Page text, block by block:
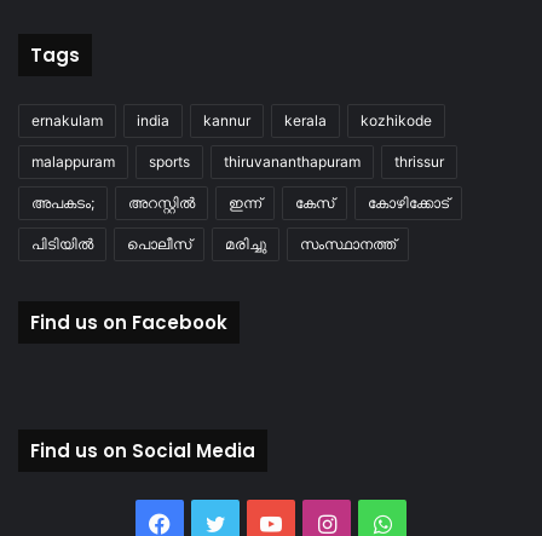
Tags
ernakulam india kannur kerala kozhikode
malappuram sports thiruvananthapuram thrissur
അപകടം; അറസ്റ്റിൽ ഇന്ന് കേസ് കോഴിക്കോട്
പിടിയിൽ പൊലീസ് മരിച്ചു സംസ്ഥാനത്ത്
Find us on Facebook
Find us on Social Media
Facebook
TwitterYouTubeInstagramWhatsApp